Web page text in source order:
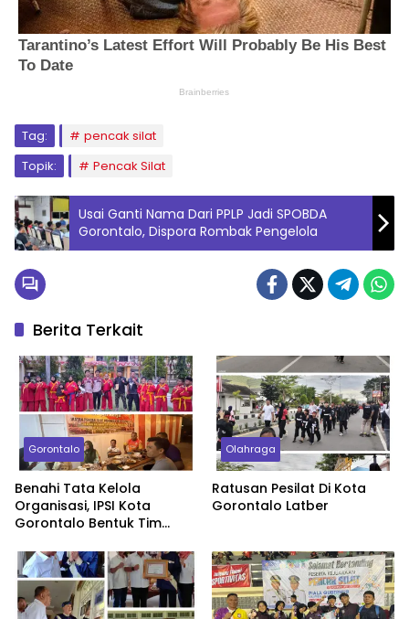
Tag:
pencak silat
Topik:
Pencak Silat
Usai Ganti Nama Dari PPLP Jadi SPOBDA
Gorontalo, Dispora Rombak Pengelola
Berita Terkait
Gorontalo
Benahi Tata Kelola
Organisasi, IPSI Kota
Gorontalo Bentuk Tim
Olahraga
Ratusan Pesilat Di Kota
Gorontalo Latber